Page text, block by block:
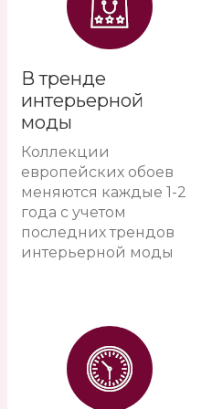
В тренде
интерьерной
моды
Коллекции
европейских обоев
меняются каждые 1-2
года с учетом
последних трендов
интерьерной моды